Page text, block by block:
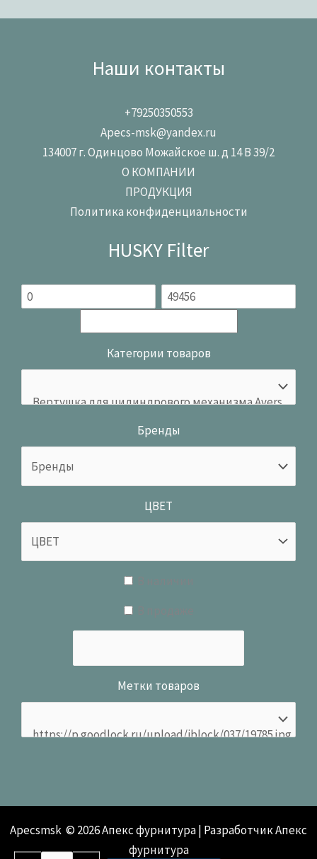
Наши контакты
+79250350553
Apecs-msk@yandex.ru
134007 г. Одинцово Можайское ш. д 14 В 39/2
О КОМПАНИИ
ПРОДУКЦИЯ
Политика конфиденциальности
HUSKY Filter
Категории товаров
Бренды
ЦВЕТ
Метки товаров
Apecsmsk © 2026 Апекс фурнитура | Разработчик Апекс
фурнитура